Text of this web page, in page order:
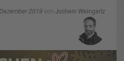
2019von Jochem Weingartz